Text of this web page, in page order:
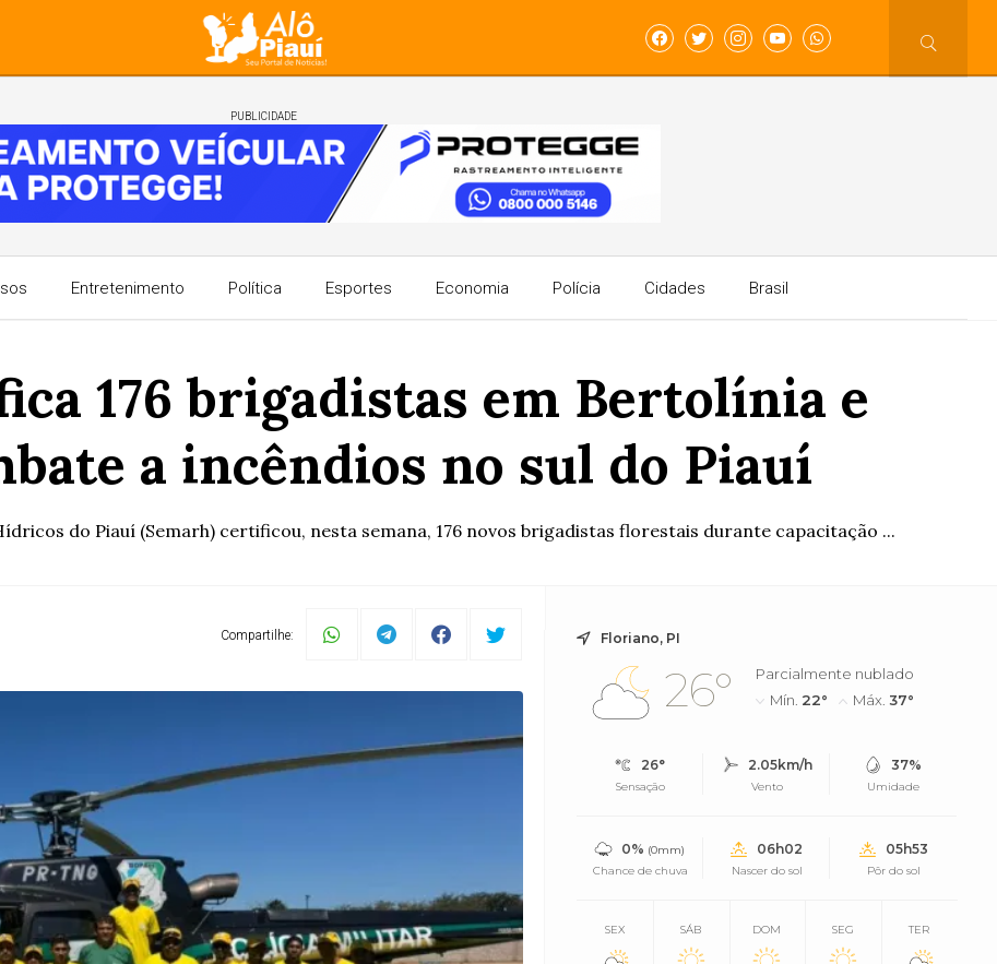
PUBLICIDADE
Entretenimento Política Esportes Economia Polícia Cidades Brasil
176 brigadistas em Bertolínia e
a incêndios no sul do Piauí
do Piauí (Semarh) certificou, nesta semana, 176 novos brigadistas florestais durante capacitação ...
Compartilhe: Floriano, PI
26°
Parcialmente nublado
Mín. 22° Máx.37°
26°
Sensação
2.05km/h
Vento
37%
Umidade
0% (0mm)
Chance de chuva
06h02
Nascer do sol
05h53
Pôr do sol
SEX SÁB DOM SEG TER